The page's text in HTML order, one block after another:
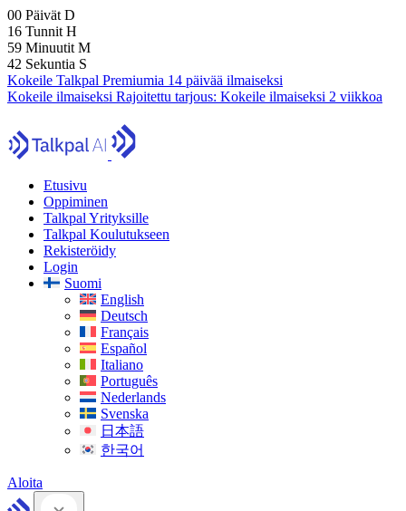
00 Päivät D
16 Tunnit H
59 Minuutit M
40 Sekuntia S
Kokeile Talkpal Premiumia 14 päivää ilmaiseksi
Kokeile ilmaiseksi Rajoitettu tarjous: Kokeile ilmaiseksi 2 viikkoa
Etusivu
Oppiminen
Talkpal Yrityksille
Talkpal Koulutukseen
Rekisteröidy
Login
Suomi
English
Deutsch
Français
Español
Italiano
Português
Nederlands
Svenska
日本語
한국어
Aloita